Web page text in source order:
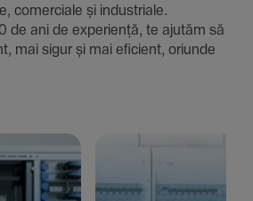
comer­ciale și indus­triale.
de expe­riență, te ajutăm să
mai sigur și mai eficient, oriunde